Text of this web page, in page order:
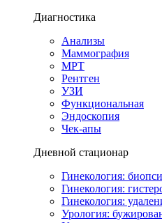
Диагностика
Анализы
Маммография
МРТ
Рентген
УЗИ
Функциональная
Эндоскопия
Чек-апы
Дневной стационар
Гинекология:
Гинекология:
Гинекология:
Урология: